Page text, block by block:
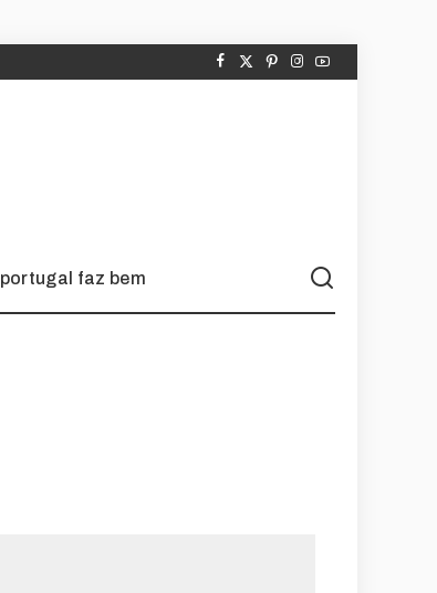
portugal faz bem